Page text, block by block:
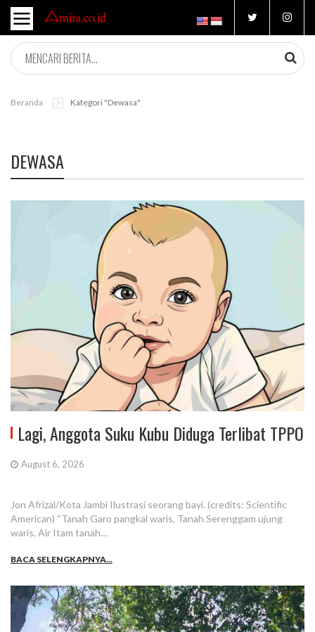
Beranda Kategori "dewasa"
DEWASA
Lagi, Anggota Suku Kubu Diduga Terlibat TPPO
August 6, 2026
Jon Afrizal/Kota Jambi Ilustrasi seorang bayi. (credits: Scientific
American) “Tanah Garo pangkal waris, Tanah Serenggam ujung
waris, Air Itam tanah…
BACA SELENGKAPNYA...